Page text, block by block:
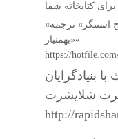
کتابخانه شما
«خدا، انگاره ی ورشکسته» نوشته «ویکتور ج استنگر» ترجمه
«بهمنیار«
https://
بنیادگرایان
شلايشرت
http://